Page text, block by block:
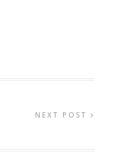
NEXT POST